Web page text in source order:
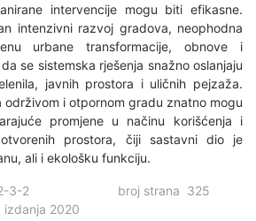
intervencije mogu biti efikasne.
intenzivni razvoj gradova, neophodna
urbane transformacije, obnove i
se sistemska rješenja snažno oslanjaju
javnih prostora i uličnih pejzaža.
održivom i otpornom gradu znatno mogu
promjene u načinu korišćenja i
prostora, čiji sastavni dio je
ali i ekološku funkciju.
782-3-2 broj strana 325
2020